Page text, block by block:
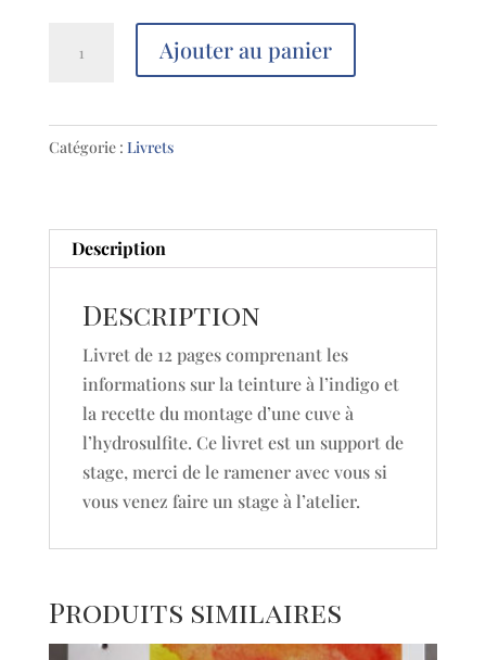
Le
bleu
Ajouter au panier
Catégorie : Livrets
Description
Description
Livret de 12 pages comprenant les
informations sur la teinture à l’indigo et
la recette du montage d’une cuve à
l’hydrosulfite. Ce livret est un support de
stage, merci de le ramener avec vous si
vous venez faire un stage à l’atelier.
Produits similaires